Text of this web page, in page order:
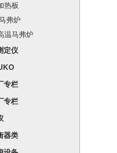
热板
弗炉
温马弗炉
定仪
专栏
专栏
器类